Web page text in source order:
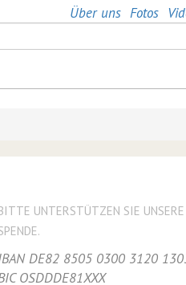
Über uns Fotos
UNTERSTÜTZEN SIE
DE82 8505 0300 3120
OSDDDE81XXX